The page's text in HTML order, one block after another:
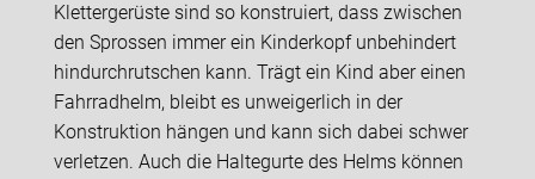
Klettergerüste sind so konstruiert, dass zwischen
den Sprossen immer ein Kinderkopf unbehindert
hindurchrutschen kann. Trägt ein Kind aber einen
Fahrradhelm, bleibt es unweigerlich in der
Konstruktion hängen und kann sich dabei schwer
verletzen. Auch die Haltegurte des Helms können